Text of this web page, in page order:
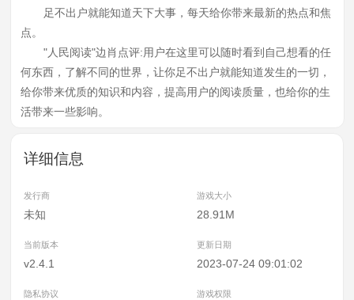
足不出户就能知道天下大事，每天给你带来最新的热点和焦
点。
"人民阅读"边肖点评:用户在这里可以随时看到自己想看的任
何东西，了解不同的世界，让你足不出户就能知道发生的一切，
给你带来优质的知识和内容，提高用户的阅读质量，也给你的生
活带来一些影响。
详细信息
发行商 游戏大小
未知 28.91M
当前版本 更新日期
v2.4.1 2023-07-24 09:01:02
隐私协议 游戏权限